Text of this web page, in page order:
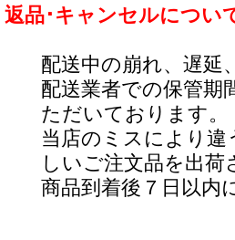
返品･キャンセルについ
配送中の崩れ、遅延
配送業者での保管期
ただいております。
当店のミスにより
しいご注文品を出
商品到着後７日以内